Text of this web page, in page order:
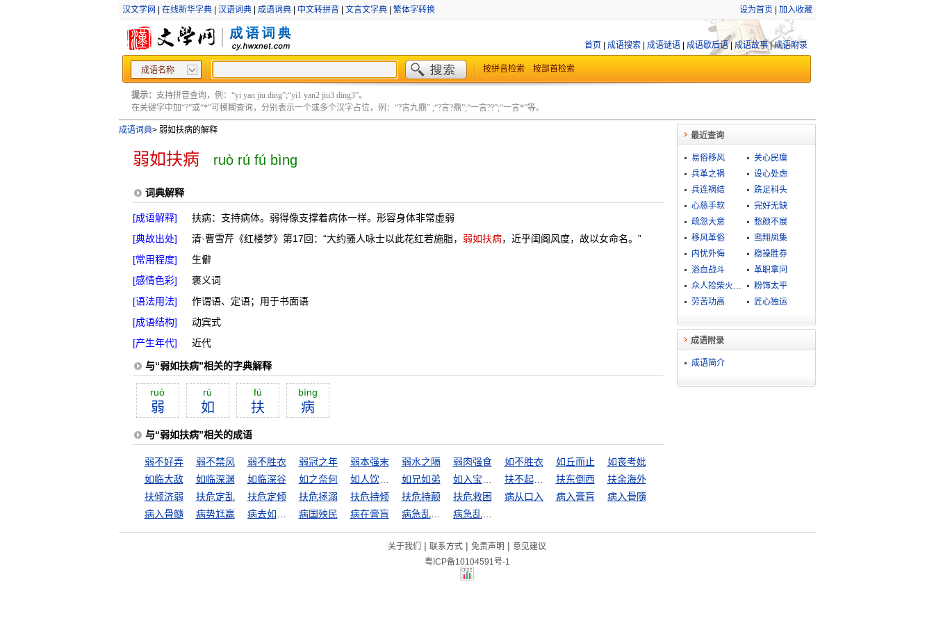
汉文学网 在线新华字典| 汉语词典| 成语词典| 中文转拼音| 文言文字典| 繁体字转换 设为首页 加入收藏
首页 成语搜索| 成语谜语| 成语歇后语| 成语故事|成语附录
成语名称 按拼音检索 按部首检索
提示： 支持拼音查询，例：“yi yan jiu ding”;“yi1 yan2 jiu3 ding3”。
在关键字中加“?”或“*”可模糊查询，分别表示一个或多个汉字占位，例：“?言九鼎” ;“?言?鼎”;“一言??”;“一言*”等。
成语词典>弱如扶病的解释
弱如扶病 ruò rú fú bìng
词典解释
[成语解释]
扶病：支持病体。弱得像支撑着病体一样。形容身体非常虚弱
[典故出处]
清·曹雪芹《红楼梦》第17回：“大约骚人咏士以此花红若施脂， 弱如扶病，近乎闺阁风度，故以女命名。”
[常用程度]
生僻
[感情色彩]
褒义词
[语法用法]
作谓语、定语；用于书面语
[成语结构]
动宾式
[产生年代]
近代
与“弱如扶病”相关的字典解释
ruò
弱
rú
如
fú
扶
bìng
病
与“弱如扶病”相关的成语
弱不好弄 弱不禁风 弱不胜衣 弱冠之年 弱本强末 弱水之隔 弱肉强食 如不胜衣 如丘而止
如丧考妣
如临大敌
如临深渊 如临深谷 如之奈何 如人饮水，冷暖自知 如兄如弟 扶不起的阿斗 扶东倒西
扶余海外
扶倾济弱
扶危定乱 扶危定倾 扶危拯溺 扶危持倾 扶危持颠 扶危救困 病从口入 病入膏肓
病入骨隨
病入骨髓
病势尪羸 病国殃民 病在膏肓 病急乱投医 病急乱求医
最近查询
易俗移风
关心民瘼
兵革之祸
设心处虑
兵连祸结
跣足科头
心慈手软
完好无缺
疏忽大意
愁颜不展
移风革俗
鸾翔凤集
内忧外侮
稳操胜券
浴血战斗
革职拿问
众人拾柴火焰高
粉饰太平
劳苦功高
匠心独运
成语附录
成语简介
关于我们 | 联系方式 | 免责声明 | 意见建议
粤ICP备10104591号-1